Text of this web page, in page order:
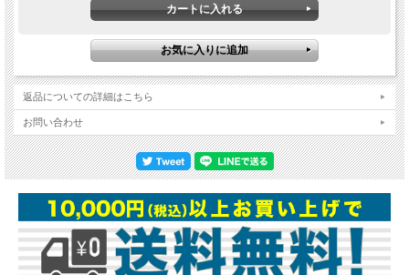
返品についての詳細はこちら
お問い合わせ